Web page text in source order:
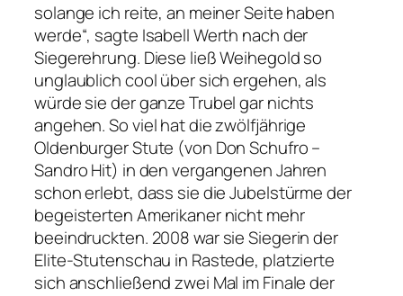
solange ich reite, an meiner Seite haben
werde“, sagte Isabell Werth nach der
Siegerehrung. Diese ließ Weihegold so
unglaublich cool über sich ergehen, als
würde sie der ganze Trubel gar nichts
angehen. So viel hat die zwölfjährige
Oldenburger Stute (von Don Schufro –
Sandro Hit) in den vergangenen Jahren
schon erlebt, dass sie die Jubelstürme der
begeisterten Amerikaner nicht mehr
beeindruckten. 2008 war sie Siegerin der
Elite-Stutenschau in Rastede, platzierte
sich anschließend zwei Mal im Finale der